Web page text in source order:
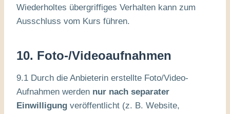
Wiederholtes übergriffiges Verhalten kann zum
Ausschluss vom Kurs führen.
10. Foto-/Videoaufnahmen
9.1 Durch die Anbieterin erstellte Foto/Video-
Aufnahmen werden nur nach separater
Einwilligung veröffentlicht (z. B. Website,